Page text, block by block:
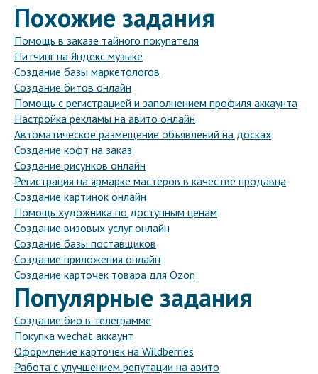
Похожие задания
Помощь в заказе тайного покупателя
Питчинг на Яндекс музыке
Создание базы маркетологов
Создание битов онлайн
Помощь с регистрацией и заполнением профиля аккаунта
Настройка рекламы на авито онлайн
Автоматическое размещение объявлений на досках
Создание кофт на заказ
Создание рисунков онлайн
Регистрация на ярмарке мастеров в качестве продавца
Создание картинок онлайн
Помощь художника по доступным ценам
Создание визовых услуг онлайн
Создание базы поставщиков
Создание приложения онлайн
Создание карточек товара для Ozon
Популярные задания
Создание био в телеграмме
Покупка wechat аккаунт
Оформление карточек на Wildberries
Работа с улучшением репутации на авито